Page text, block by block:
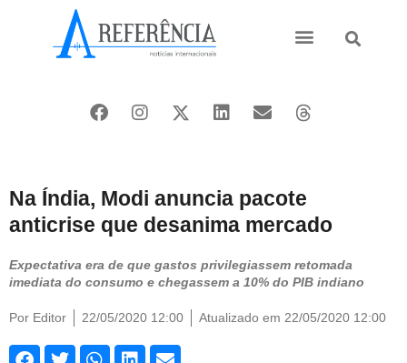
Na Índia, Modi anuncia pacote
anticrise que desanima mercado
Expectativa era de que gastos privilegiassem retomada
imediata do consumo e chegassem a 10% do PIB indiano
Por Editor 22/05/2020 12:00 Atualizado em 22/05/2020 12:00